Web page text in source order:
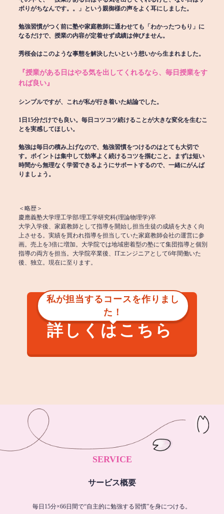
ボりがちなんです。。」という親御様の声をよく耳にしました。
勉強習慣がつく前に塾や家庭教師に通わせても「わかったつもり」に
なるだけで、授業の内容が定着せず成績は伸びません。
秀桜会はこのような事態を解決したいという想いから生まれました。
『授業がある日はやる気を出してくれるなら、毎日授業をす
れば良い』
シンプルですが、これが私が行き着いた結論でした。
1日15分だけでも良い。毎日コツコツ続けることが大きな変化を生むこ
とを実感してほしい。
勉強は毎日の積み上げなので、勉強習慣をつけるのはとても大切で
す。ポイントは集中して効率よく続けるコツを掴むこと。まずは短い
時間から無理なく学習できるようにサポートするので、一緒にがんば
りましょう。
＜略歴＞
慶應義塾大学理工学部/理工学研究科(理論物理学)卒
大学入学後、家庭教師として指導を開始し担当生徒の成績を大きく向
上させる。実績を買われ指導を担当していた家庭教師会社の運営に参
画。売上を3倍に増加。大学院では地域密着型の塾にて集団指導と個別
指導の両方を担当。大学院卒業後、ITエンジニアとして6年間働いた
後、独立。現在に至ります。
私が担当するコースを作りまし
た！
詳しくはこちら
SERVICE
サービス概要
毎日15分×66日間で“自主的に勉強する習慣”を身につける。